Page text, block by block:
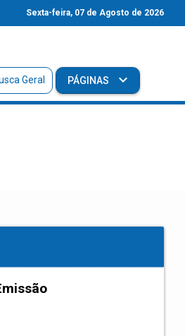
Sexta-feira, 07 de Agosto de 2026
Geral PÁGINAS